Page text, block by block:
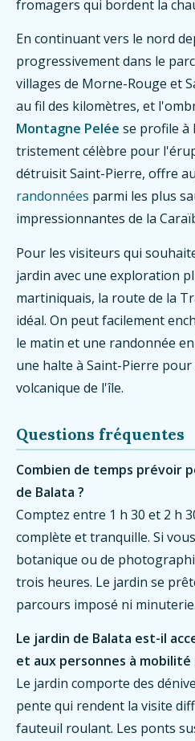
fromagers qui bordent la
En continuant vers le nord
progressivement dans le
villages de Morne-Rouge et
au fil des kilomètres, et
Montagne Pelée se profile à
tristement célèbre pour
détruisit Saint-Pierre, offre
randonnées parmi les plus
impressionnantes de la
Pour les visiteurs qui
jardin avec une exploration
martiniquais, la route de la
idéal. On peut facilement
le matin et une randonnée
une halte à Saint-Pierre
volcanique de l'île.
Questions fréquentes
Combien de temps prévoir
de Balata ?
Comptez entre 1 h 30 et 2 h
complète et tranquille. Si
botanique ou de
trois heures. Le jardin se
parcours imposé ni minuterie.
Le jardin de Balata est-il
et aux personnes à
Le jardin comporte des
pente qui rendent la visite
fauteuil roulant. Les ponts